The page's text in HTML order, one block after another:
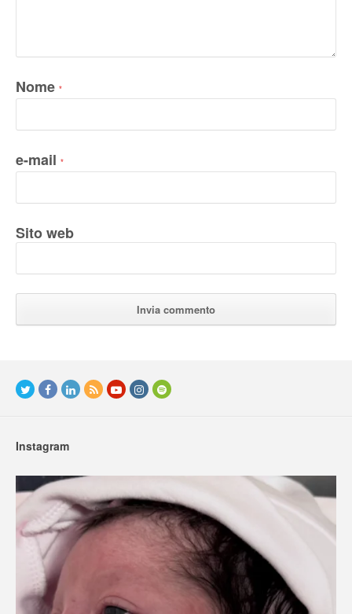
Nome *
e-mail *
Sito web
Instagram